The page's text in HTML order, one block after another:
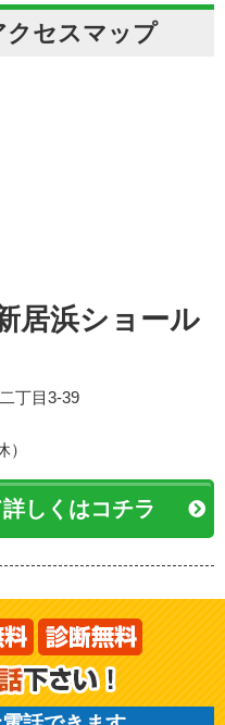
クセスマップ
居浜ショール
丁目3-39
しくはコチラ